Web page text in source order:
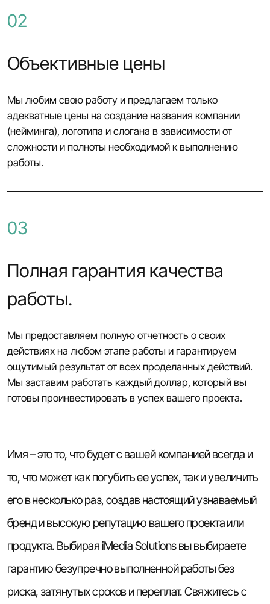
02
Объективные цены
Мы любим свою работу и предлагаем только
адекватные цены на создание названия компании
(нейминга), логотипа и слогана в зависимости от
сложности и полноты необходимой к выполнению
работы.
03
Полная гарантия качества
работы.
Мы предоставляем полную отчетность о своих
действиях на любом этапе работы и гарантируем
ощутимый результат от всех проделанных действий.
Мы заставим работать каждый доллар, который вы
готовы проинвестировать в успех вашего проекта.
Имя – это то, что будет с вашей компанией всегда и
то, что может как погубить ее успех, так и увеличить
его в несколько раз, создав настоящий узнаваемый
бренд и высокую репутацию вашего проекта или
продукта. Выбирая iMedia Solutions вы выбираете
гарантию безупречно выполненной работы без
риска, затянутых сроков и переплат. Свяжитесь с